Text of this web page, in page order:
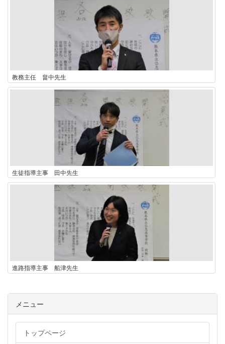
教務主任 畠中先生
生徒指導主事 田中先生
進路指導主事 船津先生
メニュー
トップページ